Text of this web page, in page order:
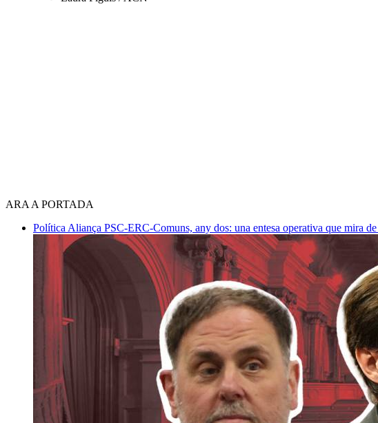
ARA A PORTADA
Política Aliança PSC-ERC-Comuns, any dos: una entesa operativa que mira